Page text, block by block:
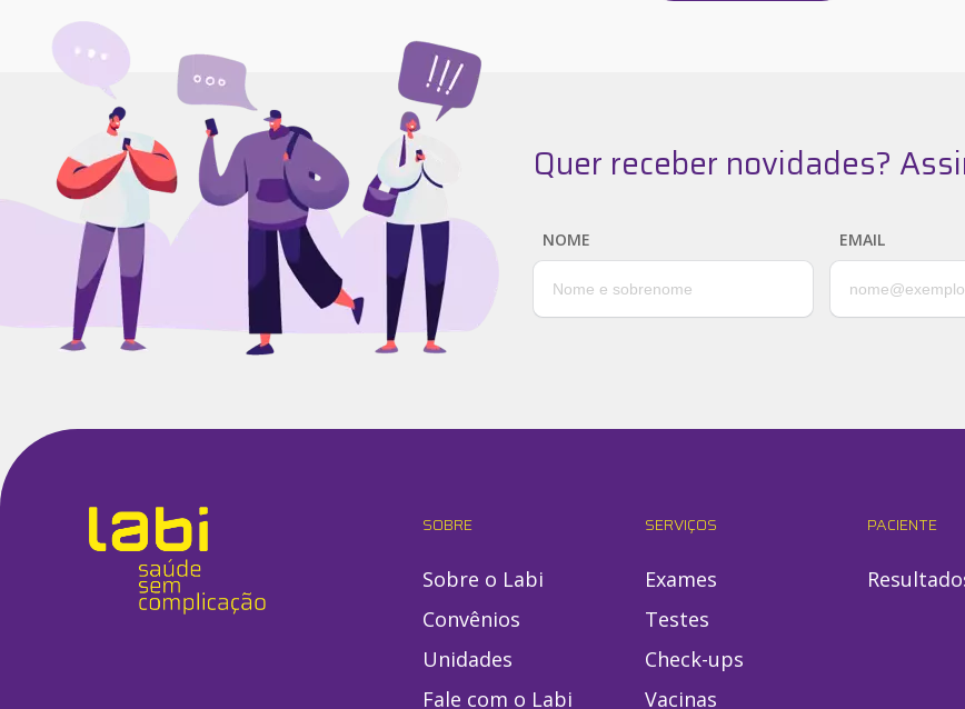
Quer receber novidades?
NOME EMAIL
SOBRE
Sobre o Labi
Convênios
Unidades
Fale com o Labi
SERVIÇOS
Exames
Testes
Check-ups
Vacinas
PACIENTE